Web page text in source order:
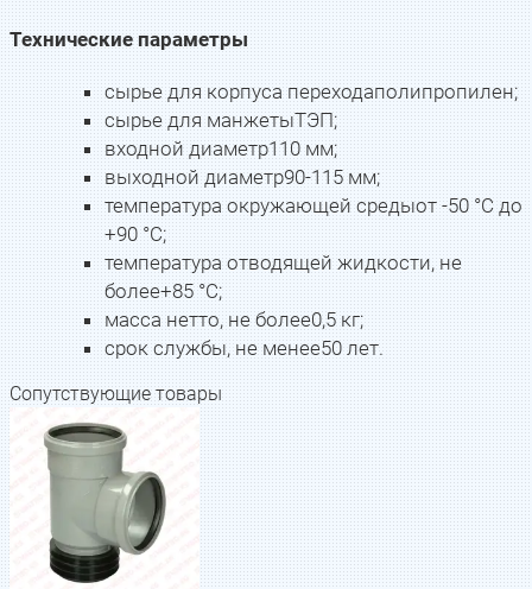
Технические параметры
cырье для корпуса переходаполипропилен;
сырье для манжетыТЭП;
входной диаметр110 мм;
выходной диаметр90-115 мм;
температура окружающей средыот -50 °С до
+90 °С;
температура отводящей жидкости, не
более+85 °С;
масса нетто, не более0,5 кг;
срок службы, не менее50 лет.
Сопутствующие товары